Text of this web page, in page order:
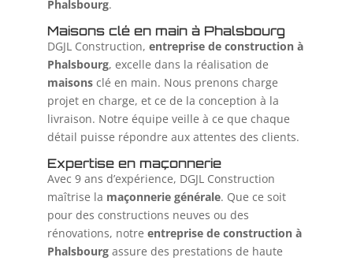
Phalsbourg.
Maisons clé en main à Phalsbourg
DGJL Construction, entreprise de construction à
Phalsbourg, excelle dans la réalisation de
maisonsclé en main. Nous prenons charge
projet en charge, et ce de la conception à la
livraison. Notre équipe veille à ce que chaque
détail puisse répondre aux attentes des clients.
Expertise en maçonnerie
Avec 9 ans d’expérience, DGJL Construction
maîtrise la maçonnerie générale. Que ce soit
pour des constructions neuves ou des
rénovations, notre entreprise de construction à
Phalsbourgassure des prestations de haute